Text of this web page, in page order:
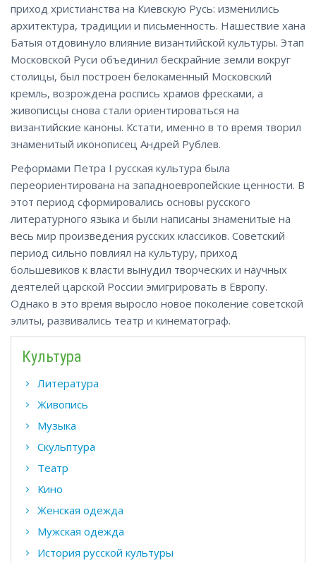
приход христианства на Киевскую Русь: изменились
архитектура, традиции и письменность. Нашествие хана
Батыя отдовинуло влияние византийской культуры. Этап
Московской Руси объединил бескрайние земли вокруг
столицы, был построен белокаменный Московский
кремль, возрождена роспись храмов фресками, а
живописцы снова стали ориентироваться на
византийские каноны. Кстати, именно в то время творил
знаменитый иконописец Андрей Рублев.
Реформами Петра I русская культура была
переориентирована на западноевропейские ценности. В
этот период сформировались основы русского
литературного языка и были написаны знаменитые на
весь мир произведения русских классиков. Советский
период сильно повлиял на культуру, приход
большевиков к власти вынудил творческих и научных
деятелей царской России эмигрировать в Европу.
Однако в это время выросло новое поколение советской
элиты, развивались театр и кинематограф.
Культура
Литература
Живопись
Музыка
Скульптура
Театр
Кино
Женская одежда
Мужская одежда
История русской культуры